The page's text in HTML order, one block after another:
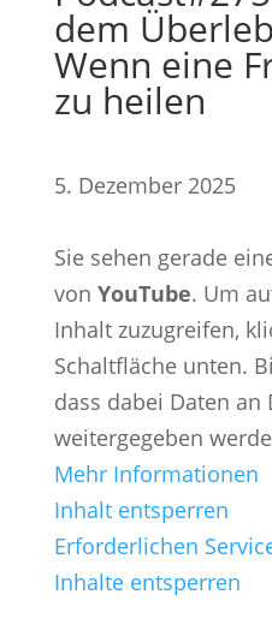
dem
Wenn eine
zu heilen
5. Dezember 2025
Sie sehen gerade
von YouTube. Um
Inhalt zuzugreifen,
Schaltfläche unten.
dass dabei Daten
weitergegeben
Mehr Informationen
Inhalt entsperren
Erforderlichen
Inhalte entsperren